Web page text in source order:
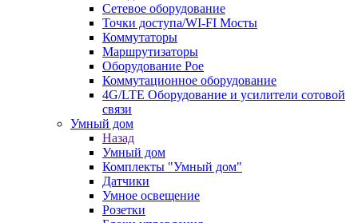
Сетевое оборудование
Точки доступа/WI-FI Мосты
Коммутаторы
Маршрутизаторы
Оборудование Poe
Коммутационное оборудование
4G/LTE Оборудование и усилители сотовой
связи
Умный дом
Назад
Умный дом
Комплекты "Умный дом"
Датчики
Умное освещение
Розетки